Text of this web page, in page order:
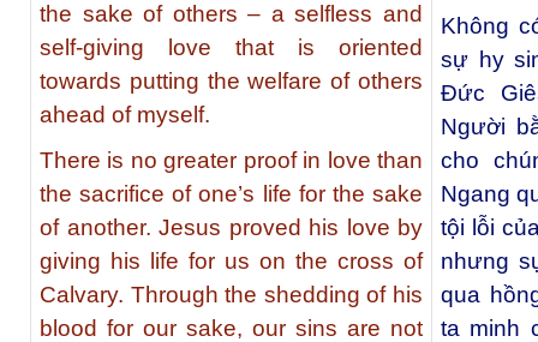
the sake of others – a selfless and
self-giving love that is oriented
towards putting the welfare of others
ahead of myself.
There is no greater proof in love than
the sacrifice of one’s life for the sake
of another. Jesus proved his love by
giving his life for us on the cross of
Calvary. Through the shedding of his
blood for our sake, our sins are not
Không
sự hy
Ðức
Người
cho
Ngang
tội lỗi
nhưng
qua
ta minh